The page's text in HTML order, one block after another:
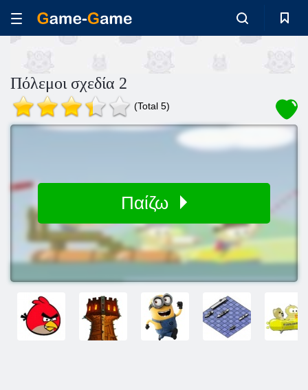
Πόλεμοι σχεδία 2
(Total 5)
Παίζω